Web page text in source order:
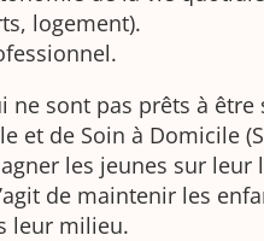
logement).
ne sont pas prêts à
et de Soin à Domicile
les jeunes sur leur
de maintenir les
leur milieu.